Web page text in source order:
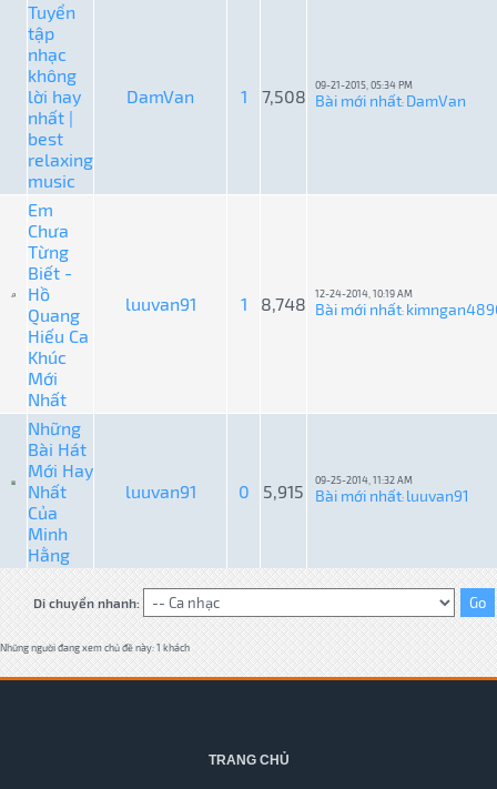
Tuyển
tập
nhạc
không
lời hay
nhất |
best
relaxing
music
DamVan 1 7,508
09-21-2015, 05:34 PM
Bài mới nhất: DamVan
Em
Chưa
Từng
Biết -
Hồ
Quang
Hiếu Ca
Khúc
Mới
Nhất
luuvan91 1 8,748 12-24-2014, 10:19 AM
Bài mới nhất:
Những
Bài Hát
Mới Hay
Nhất
Của
Minh
Hằng
luuvan91 0 5,915
09-25-2014, 11:32 AM
Bài mới nhất: luuvan91
Di chuyển nhanh:
Những người đang xem chủ đề này: 1 khách
TRANG CHỦ